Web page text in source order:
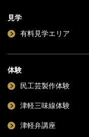
見学
有料見学エリア
体験
民工芸製作体験
津軽三味線体験
津軽弁講座